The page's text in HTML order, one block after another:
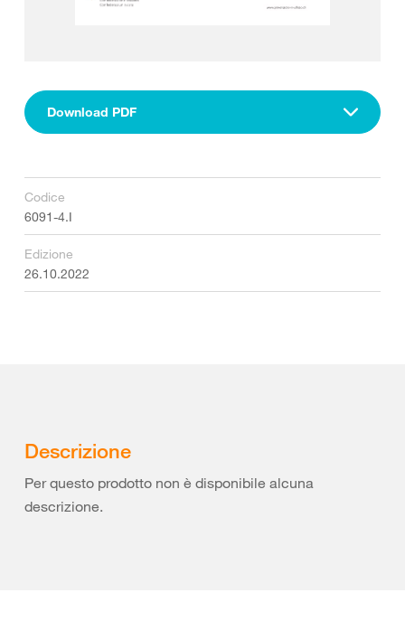
Download PDF
Codice
6091-4.I
Edizione
26.10.2022
Descrizione
Per questo prodotto non è disponibile alcuna
descrizione.